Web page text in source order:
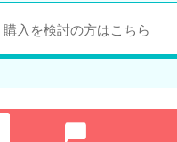
購入を検討の方はこちら